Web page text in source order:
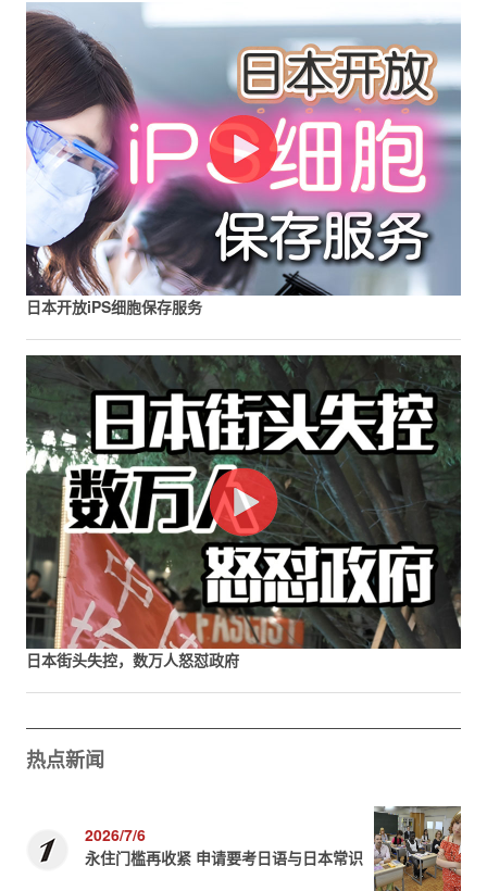
日本开放iPS细胞保存服务
日本街头失控，数万人怒怼政府
热点新闻
2026/7/6
永住门槛再收紧 申请要考日语与日本常识